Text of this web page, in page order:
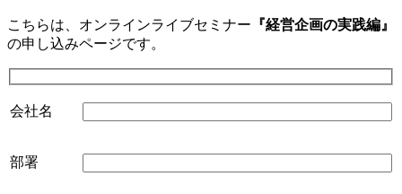
こちらは、オンラインライブセミナー 『経営企画の実践編』
の申し込みページです。
会社名
部署